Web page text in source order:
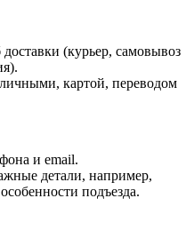
(курьер, самовывоз
картой, переводом
и email.
детали, например,
подъезда.